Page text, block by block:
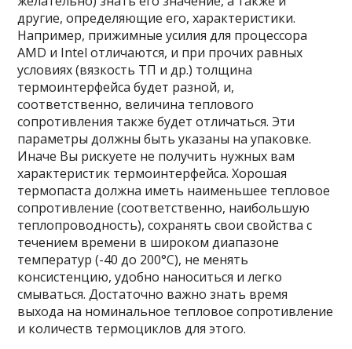
другие, определяющие его, характеристики.
Например, прижимные усилия для процессора
AMD и Intel отличаются, и при прочих равных
условиях (вязкость ТП и др.) толщина
термоинтерфейса будет разной, и,
соответственно, величина теплового
сопротивления также будет отличаться. Эти
параметры должны быть указаны на упаковке.
Иначе Вы рискуете не получить нужных вам
характеристик термоинтерфейса. Хорошая
термопаста должна иметь наименьшее тепловое
сопротивление (соответственно, наибольшую
теплопроводность), сохранять свои свойства с
течением времени в широком диапазоне
температур (-40 до 200°С), не менять
консистенцию, удобно наноситься и легко
смываться. Достаточно важно знать время
выхода на номинальное тепловое сопротивление
и количеств термоциклов для этого.